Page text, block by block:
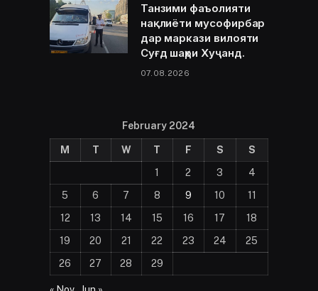
Танзими фаъолияти
нақлиёти мусофирбар
дар маркази вилояти
Суғд шаҳри Хуҷанд.
07.08.2026
February 2024
M T W T F S
S
1
2 3
4
5
6 7 8 9 10
11
12
13 14 15 16 17
18
19
20 21 22 23 24
25
26
27 28 29